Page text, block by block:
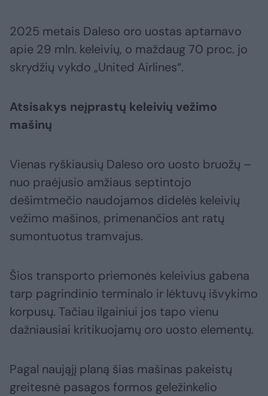
2025 metais Daleso oro uostas aptarnavo
apie 29 mln. keleivių, o maždaug 70 proc. jo
skrydžių vykdo „United Airlines“.
Atsisakys neįprastų keleivių vežimo
mašinų
Vienas ryškiausių Daleso oro uosto bruožų –
nuo praėjusio amžiaus septintojo
dešimtmečio naudojamos didelės keleivių
vežimo mašinos, primenančios ant ratų
sumontuotus tramvajus.
Šios transporto priemonės keleivius gabena
tarp pagrindinio terminalo ir lėktuvų išvykimo
korpusų. Tačiau ilgainiui jos tapo vienu
dažniausiai kritikuojamų oro uosto elementų.
Pagal naująjį planą šias mašinas pakeistų
greitesnė pasagos formos geležinkelio